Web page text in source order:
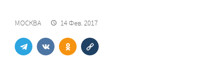
МОСКВА 14 Фев. 2017